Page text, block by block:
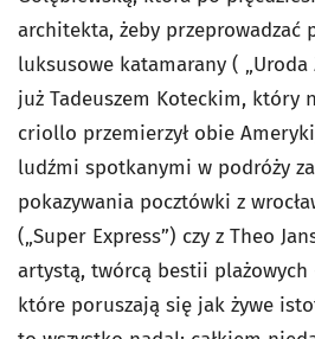
architekta, żeby przeprowadzać
luksusowe katamarany ( „Uroda
już Tadeuszem Koteckim, który
criollo przemierzył obie
ludźmi spotkanymi w podróży
pokazywania pocztówki z
(„Super Express”) czy z Theo
artystą, twórcą bestii
które poruszają się jak żywe